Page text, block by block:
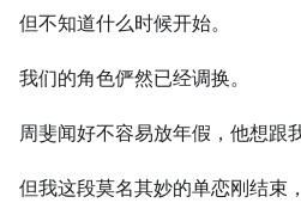
但不知道什么时候开始。
我们的角色俨然已经调换。
周斐闻好不容易放年假，他想跟
但我这段莫名其妙的单恋刚结束